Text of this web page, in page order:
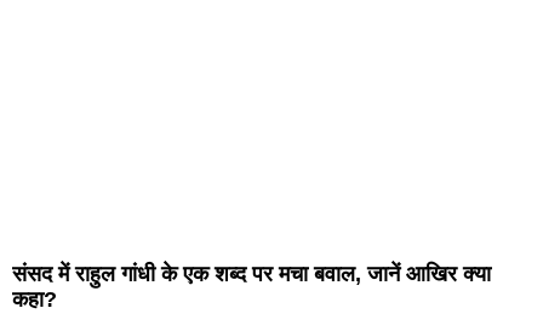
संसद में राहुल गांधी के एक शब्द पर मचा बवाल, जानें आखिर क्या
कहा?